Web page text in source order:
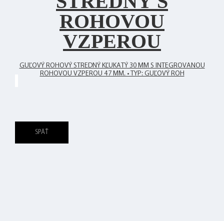
ROHOVOU
VZPEROU
GUĽOVÝ ROHOVÝ STREDNÝ KĽUKATÝ 30 MM S INTEGROVANOU
ROHOVOU VZPEROU 47 MM. • TYP: GUĽOVÝ ROH
SPÄŤ